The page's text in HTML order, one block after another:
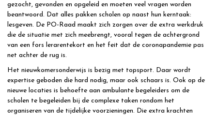
gezocht, gevonden en opgeleid en moeten veel vragen worden
beantwoord. Dat alles pakken scholen op naast hun kerntaak:
lesgeven. De PO-Raad maakt zich zorgen over de extra werkdruk
die de situatie met zich meebrengt, vooral tegen de achtergrond
van een fors lerarentekort en het feit dat de coronapandemie pas
net achter de rug is.
Het nieuwkomersonderwijs is bezig met topsport. Daar wordt
expertise geboden die hard nodig, maar ook schaars is. Ook op de
nieuwe locaties is behoefte aan ambulante begeleiders om de
scholen te begeleiden bij de complexe taken rondom het
organiseren van de tijdelijke voorzieningen. Die extra krachten